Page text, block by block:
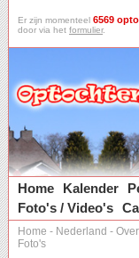
Er zijn momenteel 6569
door via het formulier.
Home
Kalender
Foto's / Video's
Home - Nederland -
Foto's